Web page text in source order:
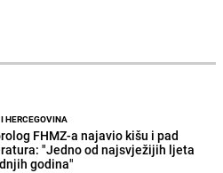
HERCEGOVINA
FHMZ-a najavio kišu i pad
"Jedno od najsvježijih ljeta
godina"